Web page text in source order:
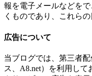
報を電子メールなどを
くものであり、これら
広告について
当ブログでは、第三者
ス、A8.net）を利用し